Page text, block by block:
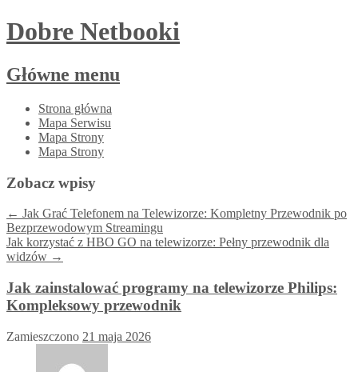
Dobre Netbooki
Główne menu
Przejdź
treści
Strona główna
Mapa Serwisu
Mapa Strony
Mapa Strony
Zobacz wpisy
← Jak Grać Telefonem na Telewizorze: Kompletny Przewodnik po
Bezprzewodowym Streamingu
Jak korzystać z HBO GO na telewizorze: Pełny przewodnik dla
widzów →
Jak zainstalować programy na telewizorze Philips:
Kompleksowy przewodnik
Zamieszczono 21 maja 2026